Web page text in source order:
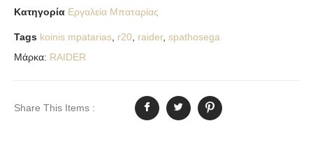
Κατηγορία Εργαλεία Μπαταρίας
Tags koinis mpatarias, r20, raider, spathosega
Μάρκα: RAIDER
Share This Items :